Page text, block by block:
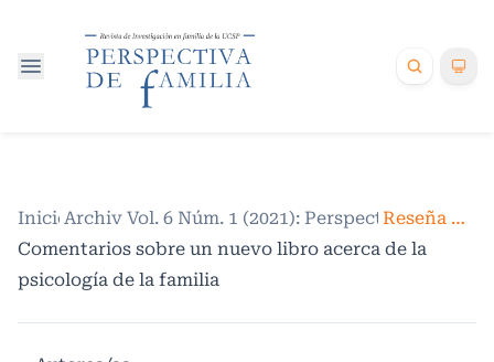
Inicio /
Archivos /
Vol. 6 Núm. 1 (2021): Perspectiva de Reseña de libros
Comentarios sobre un nuevo libro acerca de la
psicología de la familia